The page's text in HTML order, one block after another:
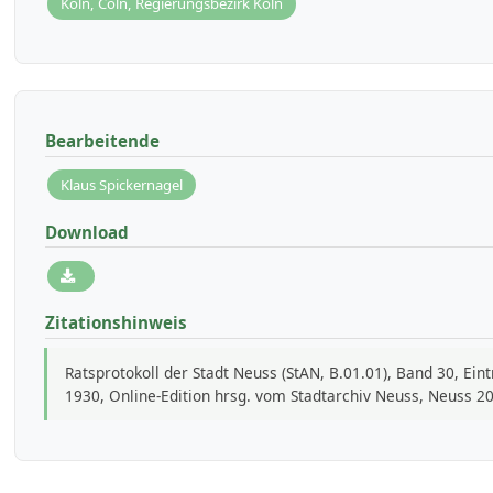
Bearbeitende
Klaus Spickernagel
Download
Zitationshinweis
Ratsprotokoll der Stadt Neuss (StAN, B.01.01), Band 30,
1930, Online-Edition hrsg. vom Stadtarchiv Neuss, Neuss